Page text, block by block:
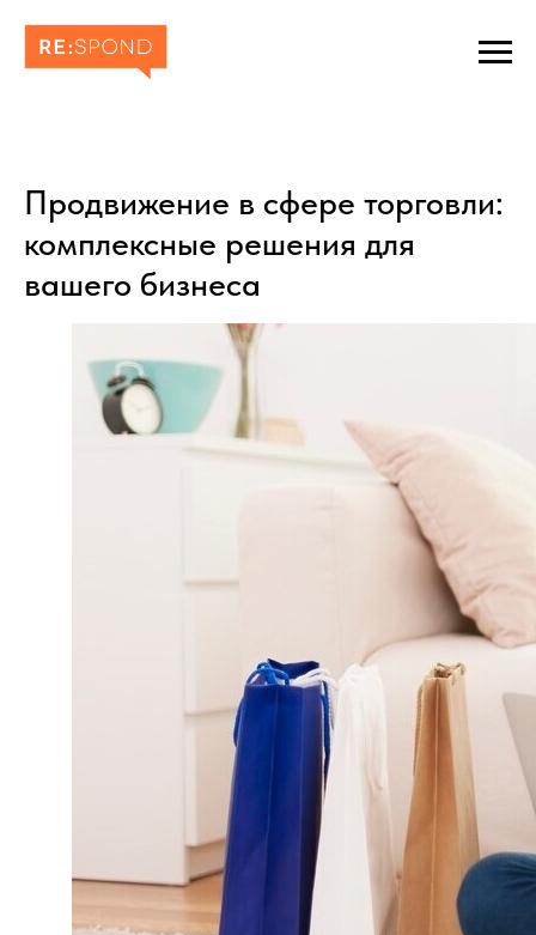
Продвижение в сфере торговли:
комплексные решения для
вашего бизнеса